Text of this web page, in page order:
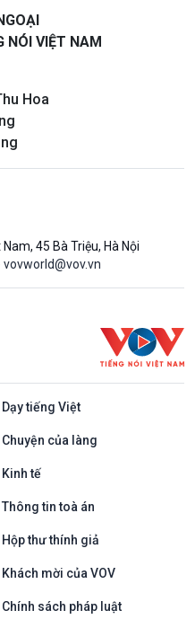
NÓI VIỆT NAM
Hoa
45 Bà Triệu, Hà Nội
Dạy tiếng Việt
Chuyện của làng
Kinh tế
Thông tin toà án
Hộp thư thính giả
Khách mời của VOV
Chính sách pháp luật